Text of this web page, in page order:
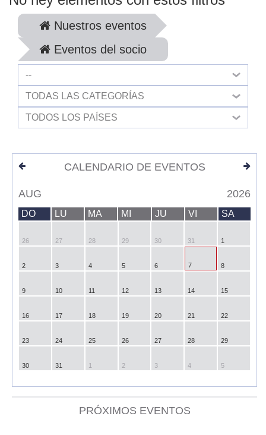
Nuestros eventos
Eventos del socio
--
TODAS LAS CATEGORÍAS
TODOS LOS PAÍSES
CALENDARIO DE EVENTOS
AUG 2026
DO LU MA MI JU VI SA
26 27 28 29 30 31 1
2 3 4 5 6 7 8
9 10 11 12 13 14 15
16 17 18 19 20 21 22
23 24 25 26 27 28 29
30 31 1 2 3 4 5
PRÓXIMOS EVENTOS